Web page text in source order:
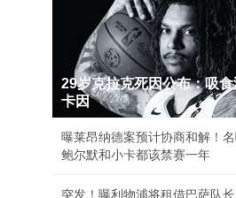
29岁克拉克死因公布：吸
卡因
曝莱昂纳德案预计协商和解！名
鲍尔默和小卡都该禁赛一年
突发！曝利物浦将租借巴萨队